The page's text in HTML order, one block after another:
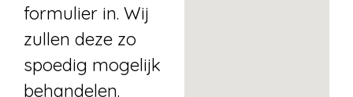
formulier in. Wij
zullen deze zo
spoedig mogelijk
behandelen.